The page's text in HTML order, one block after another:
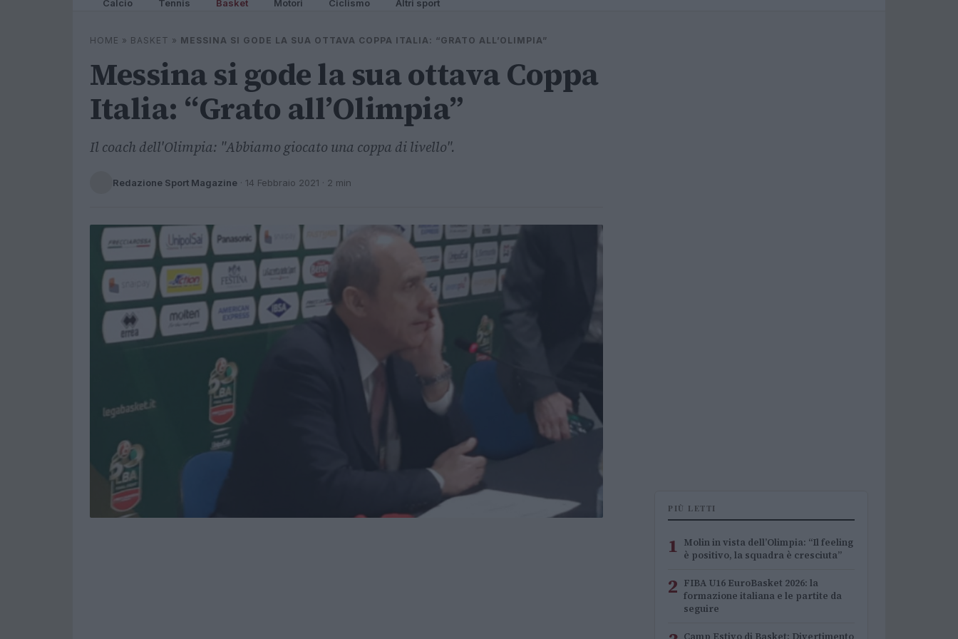
Calcio Tennis Basket Motori Ciclismo Altri sport
HOME » BASKET » MESSINA SI GODE LA SUA OTTAVA COPPA ITALIA: “GRATO ALL’OLIMPIA”
Messina si gode la sua ottava Coppa
Italia: “Grato all’Olimpia”
Il coach dell'Olimpia: "Abbiamo giocato una coppa di livello".
Redazione Sport Magazine · 14 Febbraio 2021 · 2 min
PIÙ LETTI
1 Molin in vista dell’Olimpia: “Il feeling
è positivo, la squadra è cresciuta”
2 FIBA U16 EuroBasket 2026: la
formazione italiana e le partite da
seguire
Camp Estivo di Basket: Divertimento